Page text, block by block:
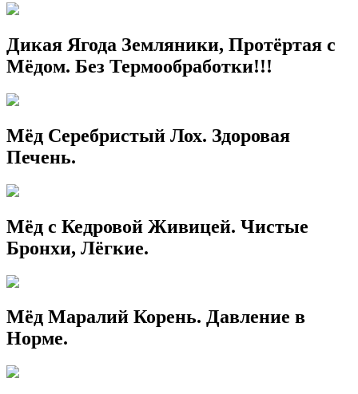
Дикая Ягода Земляники, Протёртая с
Мёдом. Без Термообработки!!!
Мёд Серебристый Лох. Здоровая
Печень.
Мёд с Кедровой Живицей. Чистые
Бронхи, Лёгкие.
Мёд Маралий Корень. Давление в
Норме.